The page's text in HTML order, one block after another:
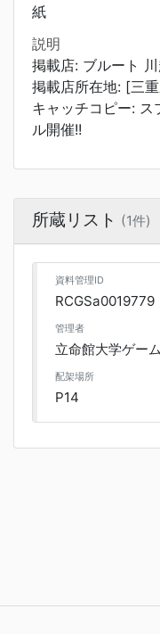
紙
説明
掲載店: ブルート
掲載店所在地: [三
キャッチコピー: ス
ル開催!!
所蔵リスト (1件)
資料管理ID
RCGSa0019779
管理者
立命館大学ゲー
配架場所
P14